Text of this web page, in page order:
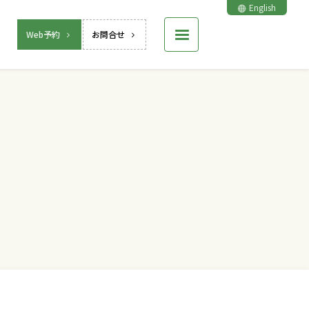
Web予約 お問合せ
English